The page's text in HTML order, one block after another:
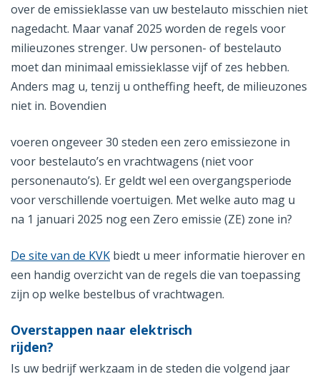
over de emissieklasse van uw bestelauto misschien niet
nagedacht. Maar vanaf 2025 worden de regels voor
milieuzones strenger. Uw personen- of bestelauto
moet dan minimaal emissieklasse vijf of zes hebben.
Anders mag u, tenzij u ontheffing heeft, de milieuzones
niet in. Bovendien
voeren ongeveer 30 steden een zero emissiezone in
voor bestelauto’s en vrachtwagens (niet voor
personenauto’s). Er geldt wel een overgangsperiode
voor verschillende voertuigen. Met welke auto mag u
na 1 januari 2025 nog een Zero emissie (ZE) zone in?
De site van de KVK biedt u meer informatie hierover en
een handig overzicht van de regels die van toepassing
zijn op welke bestelbus of vrachtwagen.
Overstappen naar elektrisch
rijden?
Is uw bedrijf werkzaam in de steden die volgend jaar